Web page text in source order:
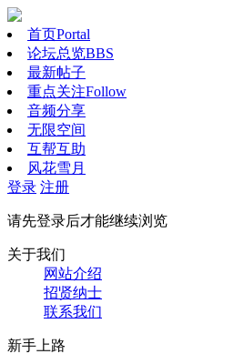
首页Portal
论坛总览BBS
最新帖子
重点关注Follow
音频分享
无限空间
互帮互助
风花雪月
登录 注册
请先登录后才能继续浏览
关于我们
网站介绍
招贤纳士
联系我们
新手上路